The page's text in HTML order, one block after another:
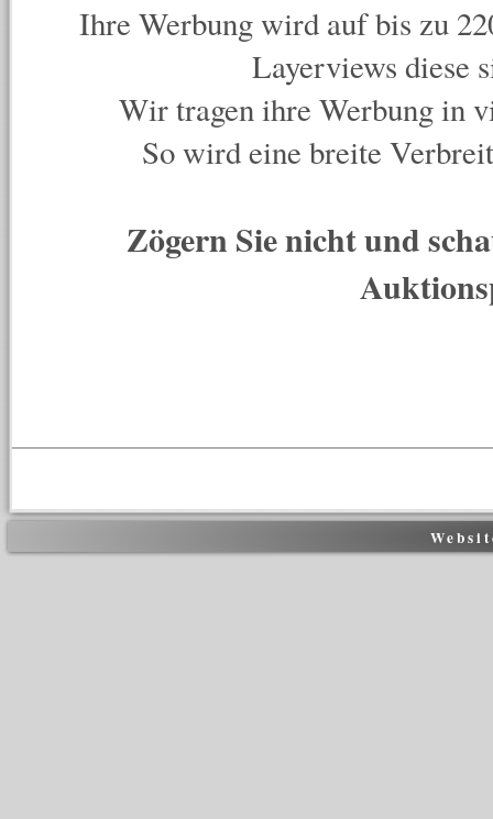
Ihre Werbung wird auf bis zu
Layerviews diese
Wir tragen ihre Werbung in
So wird eine breite
Zögern Sie nicht und